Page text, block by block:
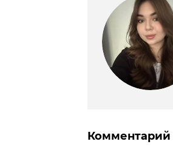
Комментарий